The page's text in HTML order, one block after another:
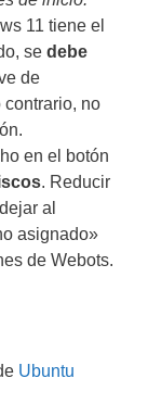
11 tiene el
se debe
de
contrario, no
en el botón
. Reducir
al
asignado»
de Webots.
Ubuntu